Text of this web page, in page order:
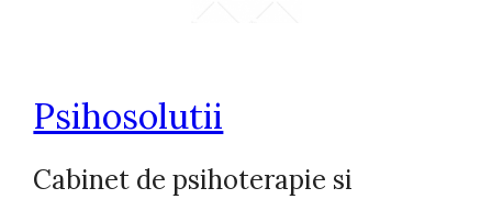
Psihosolutii
Cabinet de psihoterapie si